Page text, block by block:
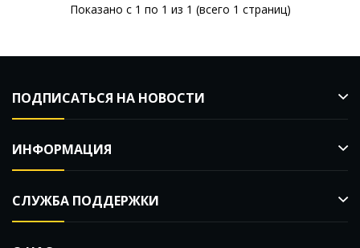
Показано с 1 по 1 из 1 (всего 1 страниц)
ПОДПИСАТЬСЯ НА НОВОСТИ
ИНФОРМАЦИЯ
СЛУЖБА ПОДДЕРЖКИ